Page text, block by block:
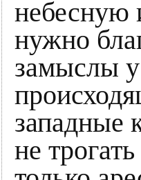
небесную
нужно
замыслы
западные
не